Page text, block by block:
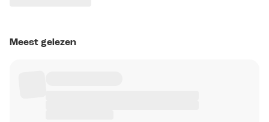
Meest gelezen